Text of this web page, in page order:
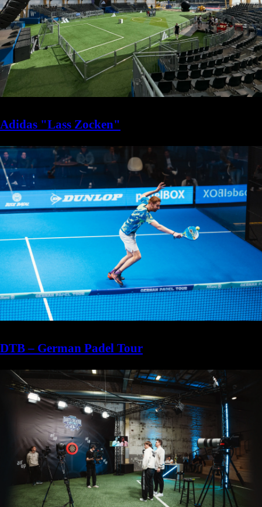
Adidas "Lass Zocken"
DTB – German Padel Tour